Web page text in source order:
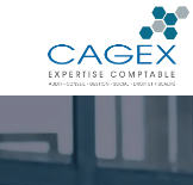
content